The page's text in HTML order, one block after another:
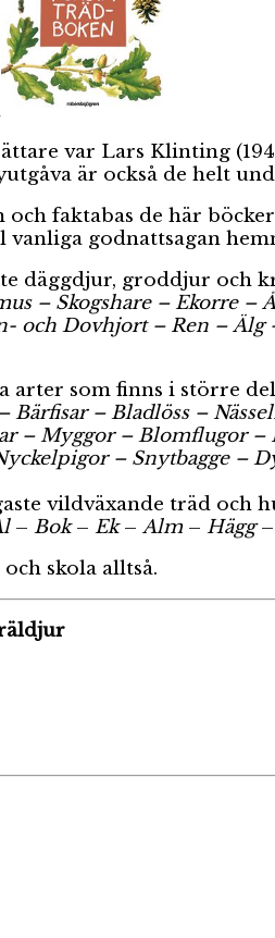
var Lars Klinting
är också de helt
faktabas de här
godnattsagan
däggdjur, groddjur och
– Skogshare – Ekorre
och Dovhjort – Ren –
arter som finns i större
Bärfisar – Bladlöss –
– Myggor – Blomflugor
– Snytbagge –
vildväxande träd och
– Bok– Ek– Alm – Hägg–
skola alltså.